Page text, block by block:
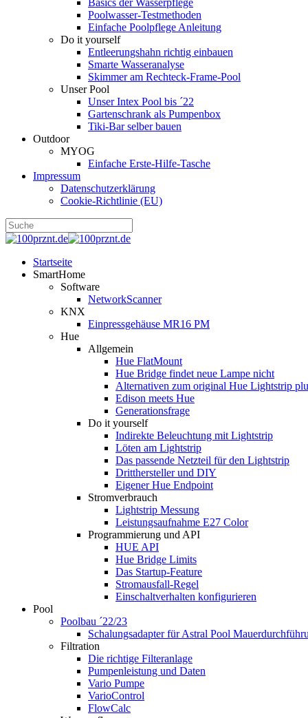
Basics der Wasserpflege
Poolwasser-Testmethoden
Einfache Poolpflege Anleitung
Do it yourself
Ent­leerungs­hahn richtig einbauen
Smarte Wasseranalyse
Skimmer am Rechteck-Frame-Pool
Unser Pool
Unser Intex Pool bis ´22
Gartenschrank als Pumpenbox
Tiki-Bar selber bauen
Outdoor
MYOG
Einfache Erste-Hilfe-Tasche
Impressum
Datenschutzerklärung
Cookie-Richtlinie (EU)
Startseite
SmartHome
Software
NetworkScanner
KNX
Einpressgehäuse MR16 PM
Hue
Allgemein
Hue FlatMount
Hue Bridge findet neue Lampe nicht
Alternativen zum original Hue Lightstrip
Edison meets Hue
Generationsfrage
Do it yourself
Indirekte Beleuchtung mit Lightstrip
Löten am Lightstrip
Das passende Netzteil für den Lightstrip
Dritthersteller und DIY
Eigener Hue Endpoint
Stromverbrauch
Lightstrip Messung
Leistungsaufnahme E27 Color
Programmierung und API
HUE API
Hue Bridge Limits
Das Startup-Feature
Stromausfall-Regel
Einschaltverhalten konfigurieren
Pool
Poolbau ´22/23
Schalungs­adapter für Astral Pool
Filtration
Die richtige Filter­anlage
Pumpenleistung und Daten
Vario Pumpe
Vario­Control
FlowCalc